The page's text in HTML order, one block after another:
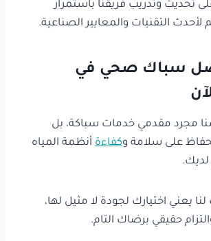
تحديث وتدريب فريقنا باستمرار
التقنيات والمعايير الصناعية.
سباك صحي في
مجرد مقدمي خدمات سباكة، بل
على سلامة وكفاءة أنظمة المياه
لنا يعني اختيارك لجودة لا مثيل لها،
حقيقي برضاك التام.